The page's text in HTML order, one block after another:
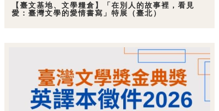
【臺文基地、文學糧倉】「在別人的故事裡，看見
愛：臺灣文學的愛情書寫」特展（臺北）